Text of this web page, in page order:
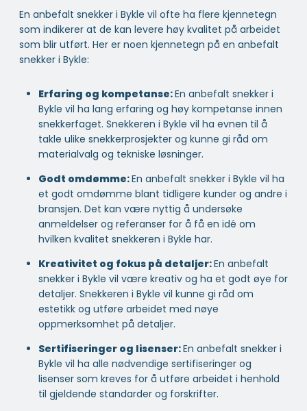
En anbefalt snekker i Bykle vil ofte ha flere kjennetegn
som indikerer at de kan levere høy kvalitet på arbeidet
som blir utført. Her er noen kjennetegn på en anbefalt
snekker i Bykle:
Erfaring og kompetanse:En anbefalt snekker i
Bykle vil ha lang erfaring og høy kompetanse innen
snekkerfaget. Snekkeren i Bykle vil ha evnen til å
takle ulike snekkerprosjekter og kunne gi råd om
materialvalg og tekniske løsninger.
Godt omdømme:En anbefalt snekker i Bykle vil ha
et godt omdømme blant tidligere kunder og andre i
bransjen. Det kan være nyttig å undersøke
anmeldelser og referanser for å få en idé om
hvilken kvalitet snekkeren i Bykle har.
Kreativitet og fokus på detaljer:En anbefalt
snekker i Bykle vil være kreativ og ha et godt øye for
detaljer. Snekkeren i Bykle vil kunne gi råd om
estetikk og utføre arbeidet med nøye
oppmerksomhet på detaljer.
Sertifiseringer og lisenser:En anbefalt snekker i
Bykle vil ha alle nødvendige sertifiseringer og
lisenser som kreves for å utføre arbeidet i henhold
til gjeldende standarder og forskrifter.